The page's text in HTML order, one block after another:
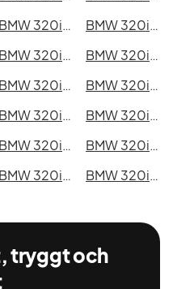
BMW 320i xDrive Touring i Umeå
BMW 320i xDrive Touring i Varberg
BMW 320i xDrive Touring i Gävle
BMW 320i xDrive Touring i Luleå
BMW 320i xDrive Touring i Uddevalla
BMW 320i xDrive Touring i Västervik
BMW 320i xDrive Touring i Borlänge
BMW 320i xDrive Touring i Kiruna
BMW 320i xDrive Touring i Sigtuna
BMW 320i xDrive Touring i Skellefteå
BMW 320i xDrive Touring i Alingsås BMW 320i xDrive Touring i Båstad
tryggt och